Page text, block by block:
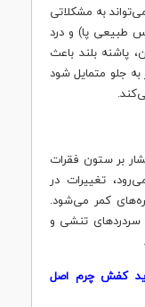
به مشکلاتی
طبیعی پا) و درد
پاشنه بلند باعث
جلو متمایل شود
بر ستون فقرات
تغییرات در
کمر می‌شود.
سردردهای تنشی و
کفش چرم اصل